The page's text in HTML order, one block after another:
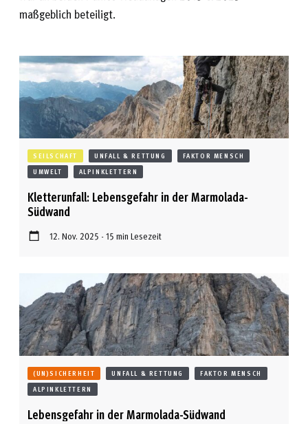
maßgeblich beteiligt.
SEILSCHAFT UNFALL & RETTUNG
FAKTOR MENSCH
UMWELT
ALPINKLETTERN
Kletterunfall: Lebensgefahr in der Marmolada-
Südwand
12. Nov. 2025 - 15 min Lesezeit
(UN)SICHERHEIT UNFALL & RETTUNG
FAKTOR MENSCH
ALPINKLETTERN
Lebensgefahr in der Marmolada-Südwand